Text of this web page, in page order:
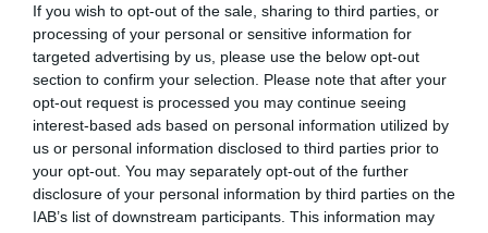
If you wish to opt-out of the sale, sharing to third parties, or
processing of your personal or sensitive information for
targeted advertising by us, please use the below opt-out
section to confirm your selection. Please note that after your
opt-out request is processed you may continue seeing
interest-based ads based on personal information utilized by
us or personal information disclosed to third parties prior to
your opt-out. You may separately opt-out of the further
disclosure of your personal information by third parties on the
IAB’s list of downstream participants. This information may
της Θεσσαλονίκης, Μακεδονικό Μουσείο Σύγχρονης
Τέχνης, Θεσσαλονίκη (2009), Επιλεκτική γνώση,
Μορφωτικό Ίδρυμα Εθνικής Τραπέζης σε συνεργασία
με το Ινστιτούτο Σύγχρονης Τέχνης και Σκέψης, Αθήνα
(2008), και Μπιενάλε Σύγχρονης Τέχνης του Πόρτλαντ,
Portland Museum of Art (2007). Το 2009 κέρδισε το
βραβείο ΔΕΣΤΕ του Ιδρύματος ΔΕΣΤΕ στην Αθήνα.
Κεντρική εικόνα θέματος: Ειρήνη Ευσταθίου, Botanist of the